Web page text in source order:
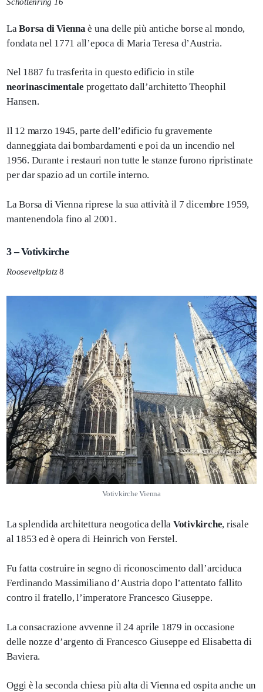
LaBorsa di Vienna è una delle più antiche borse al mondo,
fondata nel 1771 all’epoca di Maria Teresa d’Austria.
Nel 1887 fu trasferita in questo edificio in stile
neorinascimentale progettato dall’architetto Theophil
Hansen.
Il 12 marzo 1945, parte dell’edificio fu gravemente
danneggiata dai bombardamenti e poi da un incendio nel
1956. Durante i restauri non tutte le stanze furono ripristinate
per dar spazio ad un cortile interno.
La Borsa di Vienna riprese la sua attività il 7 dicembre 1959,
mantenendola fino al 2001.
3 – Votivkirche
Rooseveltplatz8
Votivkirche Vienna
La splendida architettura neogotica della Votivkirche, risale
al 1853 ed è opera di Heinrich von Ferstel.
Fu fatta costruire in segno di riconoscimento dall’arciduca
Ferdinando Massimiliano d’Austria dopo l’attentato fallito
contro il fratello, l’imperatore Francesco Giuseppe.
La consacrazione avvenne il 24 aprile 1879 in occasione
delle nozze d’argento di Francesco Giuseppe ed Elisabetta di
Baviera.
Oggi è la seconda chiesa più alta di Vienna ed ospita anche un